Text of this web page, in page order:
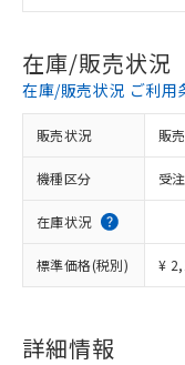
在庫/販売状況
在庫/販売状況 ご利用
販売状況 販
機種区分 受
在庫状況
標準価格(税別) ¥
詳細情報